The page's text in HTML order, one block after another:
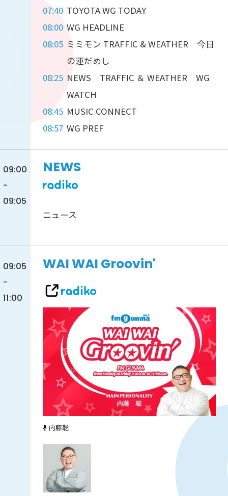
07:40 TOYOTA WG TODAY
08:00 WG HEADLINE
08:05 ミミモン TRAFFIC & WEATHER 今日
の運だめし
08:25 NEWS TRAFFIC ＆ WEATHER WG
WATCH
08:45 MUSIC CONNECT
08:57 WG PREF
09:00
-
09:05
NEWS
ニュース
09:05
-
11:00
WAI WAI Groovin'
内藤聡